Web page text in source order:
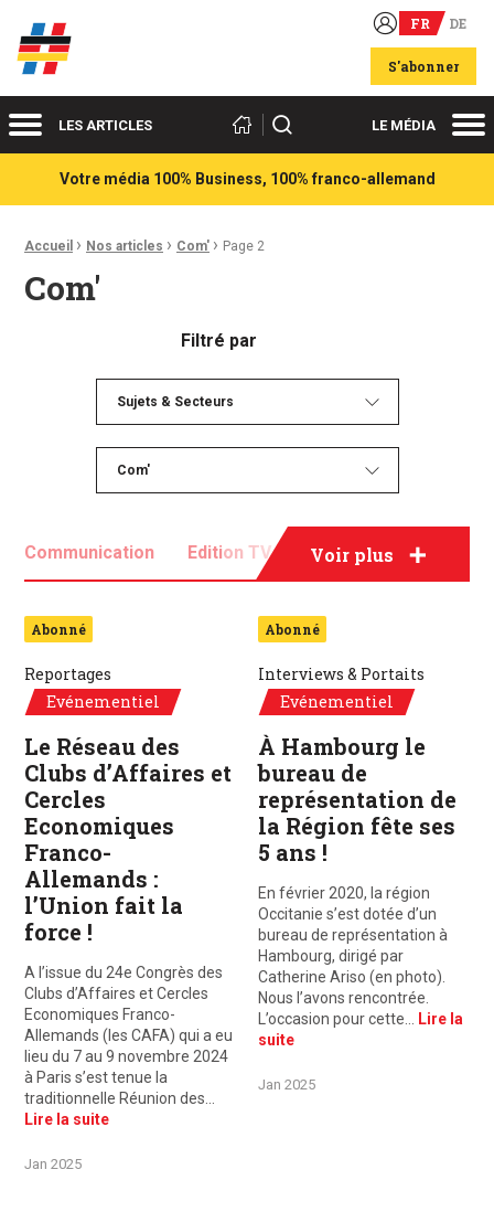
Acteurs du franco-allemand FR DE
S'abonner
MenuLES ARTICLES Rechercher LE MÉDIA
Votre média 100% Business, 100% franco-allemand
Fil d'Ariane :
Accueil › Nos articles › Com' › Page 2
Com'
Filtré par
Sujets & Secteurs
Com'
Voir plus
Communication Edition TV Evénementiel
Abonné
Reportages
Evénementiel
Le Réseau des
Clubs d’Affaires et
Cercles
Economiques
Franco-
Allemands :
l’Union fait la
force !
A l’issue du 24e Congrès des
Clubs d’Affaires et Cercles
Economiques Franco-
Allemands (les CAFA) qui a eu
lieu du 7 au 9 novembre 2024
à Paris s’est tenue la
traditionnelle Réunion des…
Lire la suite
Jan 2025
Abonné
Interviews & Portaits
Evénementiel
À Hambourg le
bureau de
représentation de
la Région fête ses
5 ans !
En février 2020, la région
Occitanie s’est dotée d’un
bureau de représentation à
Hambourg, dirigé par
Catherine Ariso (en photo).
Nous l’avons rencontrée.
L’occasion pour cette…
Lire la
suite
Jan 2025